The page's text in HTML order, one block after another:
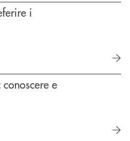
i
e